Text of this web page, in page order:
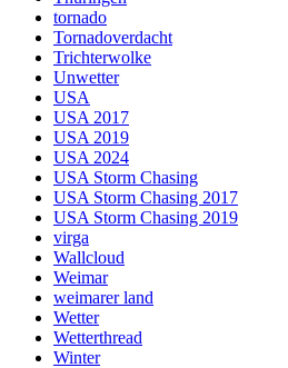
tornado
Tornadoverdacht
Trichterwolke
Unwetter
USA
USA 2017
USA 2019
USA 2024
USA Storm Chasing
USA Storm Chasing 2017
USA Storm Chasing 2019
virga
Wallcloud
Weimar
weimarer land
Wetter
Wetterthread
Winter